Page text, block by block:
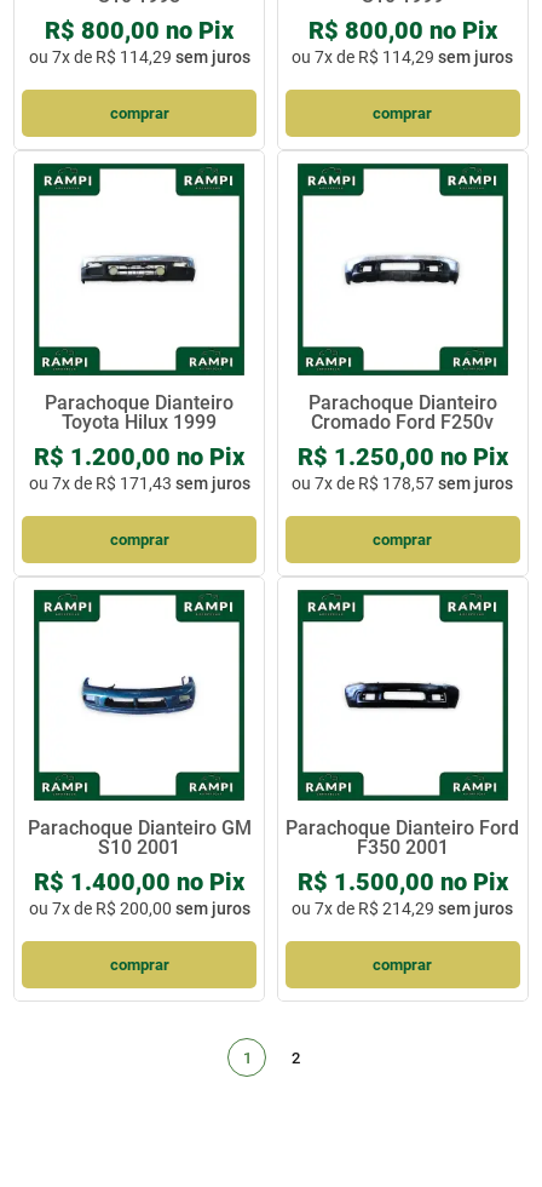
R$ 800,00 no Pix
ou 7x de R$ 114,29 sem juros
comprar
R$ 800,00 no Pix
ou7x de R$ 114,29 sem juros
comprar
Parachoque Dianteiro
Toyota Hilux 1999
R$ 1.200,00 no Pix
ou 7x de R$ 171,43 sem juros
comprar
Parachoque Dianteiro
Cromado Ford F250v
R$ 1.250,00 no Pix
ou7x de R$ 178,57sem juros
comprar
Parachoque Dianteiro GM
S10 2001
R$ 1.400,00 no Pix
ou 7x de R$ 200,00 sem juros
comprar
Parachoque Dianteiro Ford
F350 2001
R$ 1.500,00 no Pix
ou7x de R$ 214,29 sem juros
comprar
1 2